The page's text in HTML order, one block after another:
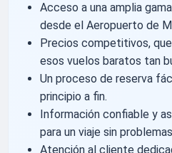
Acceso a una amplia
desde el Aeropuerto de
Precios competitivos,
esos vuelos baratos tan
Un proceso de reserva
principio a fin.
Información confiable y
para un viaje sin
Atención al cliente